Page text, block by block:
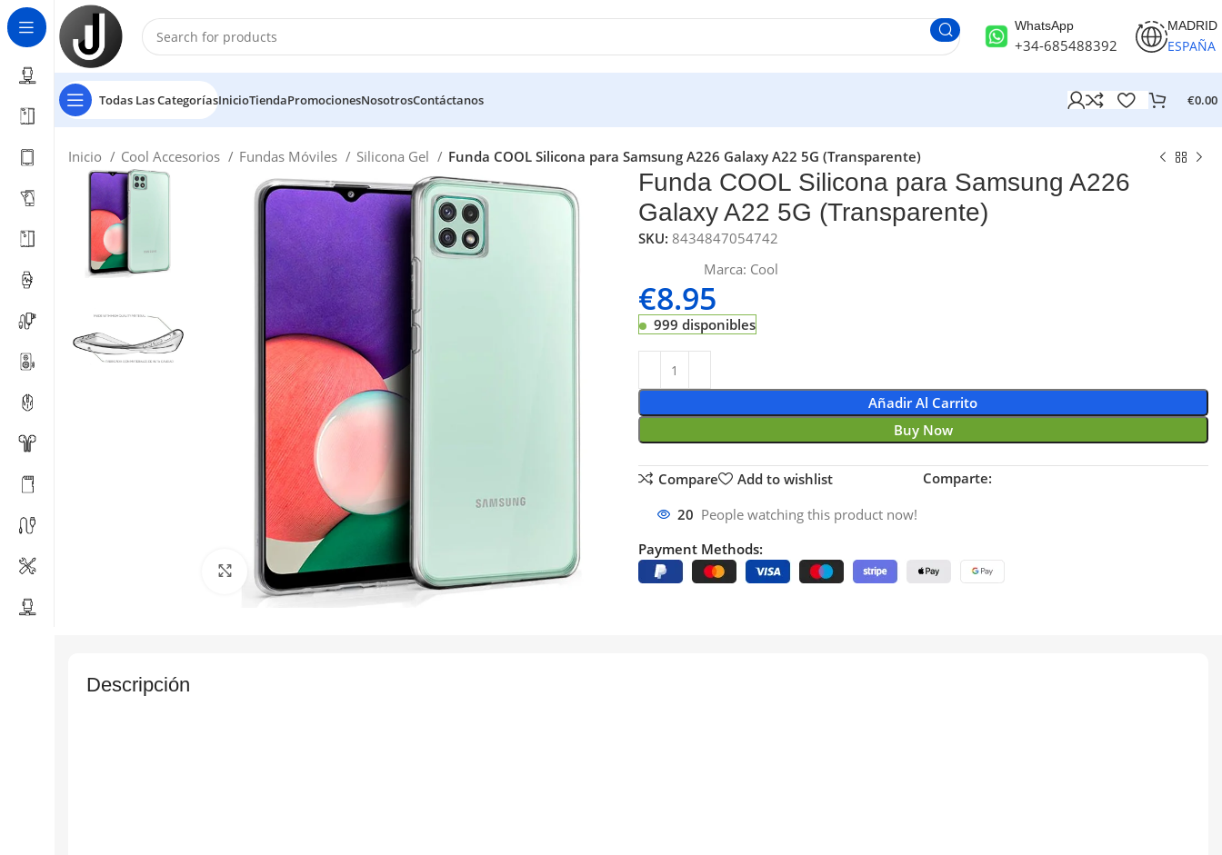
WhatsApp
+34-685488392
MADRID
ESPAÑA
Todas Las CategoríasInicioTiendaPromocionesNosotrosContáctanos €0.00
Inicio Cool Accesorios Fundas Móviles Silicona Gel Funda COOL Silicona para Samsung A226 Galaxy A22 5G (Transparente)
Click to enlarge
Funda COOL Silicona para Samsung A226
Galaxy A22 5G (Transparente)
SKU: 8434847054742
Marca: Cool
€8.95
999 disponibles
Añadir Al Carrito
Buy Now
Compare Add to wishlist Comparte:
20 People watching this product now!
Payment Methods:
Descripción